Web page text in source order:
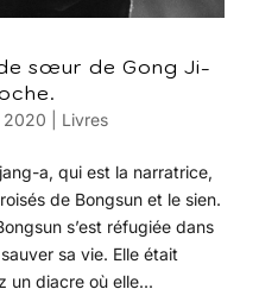
sœur de Gong Ji-
2020 Livres
a, qui est la narratrice,
de Bongsun et le sien.
s’est réfugiée dans
sa vie. Elle était
un diacre où elle...